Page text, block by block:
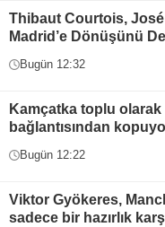
Thibaut Courtois, José
Madrid’e Dönüşünü
Bugün 12:32
Kamçatka toplu
bağlantısından
Bugün 12:22
Viktor Gyökeres,
sadece bir hazırlık